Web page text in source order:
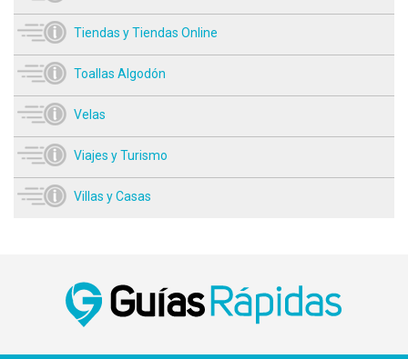
Tiendas y Tiendas Online
Toallas Algodón
Velas
Viajes y Turismo
Villas y Casas